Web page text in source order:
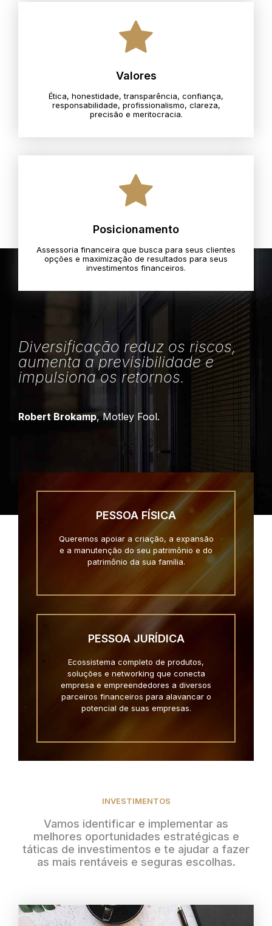
Valores
Ética, honestidade, transparência, confiança,
responsabilidade, profissionalismo, clareza,
precisão e meritocracia.​
Posicionamento
Assessoria financeira que busca para seus clientes
opções e maximização de resultados para seus
investimentos financeiros.
Diversificação reduz os riscos,
aumenta a previsibilidade e
impulsiona os retornos.
Robert Brokamp, Motley Fool.
PESSOA FÍSICA
Queremos apoiar a criação, a expansão
e a manutenção do seu patrimônio e do
patrimônio da sua família.
PESSOA JURÍDICA
Ecossistema completo de produtos,
soluções e networking que conecta
empresa e empreendedores a diversos
parceiros financeiros para alavancar o
potencial de suas empresas.
INVESTIMENTOS
Vamos identificar e implementar as
melhores oportunidades estratégicas e
táticas de investimentos e te ajudar a fazer
as mais rentáveis e seguras escolhas.